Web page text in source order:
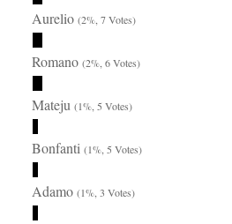
Aurelio(2%, 7 Votes)
Romano(2%, 6 Votes)
Mateju(1%, 5 Votes)
Bonfanti(1%, 5 Votes)
Adamo(1%, 3 Votes)